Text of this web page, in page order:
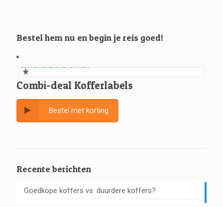
Bestel hem nu en begin je reis goed!
Combi-deal Kofferlabels
Bestel met korting
Recente berichten
Goedkope koffers vs. duurdere koffers?